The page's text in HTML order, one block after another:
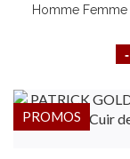
Homme
PROMOS